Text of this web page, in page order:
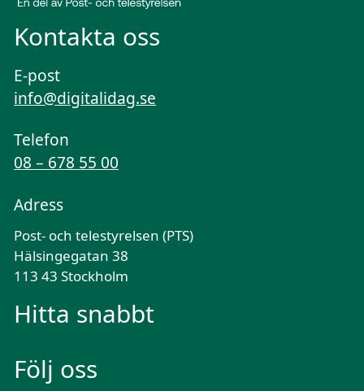
Kontakta oss
E-post
info@digitalidag.se
Telefon
08 – 678 55 00
Adress
Post- och telestyrelsen (PTS)
Hälsingegatan 38
113 43 Stockholm
Hitta snabbt
Följ oss